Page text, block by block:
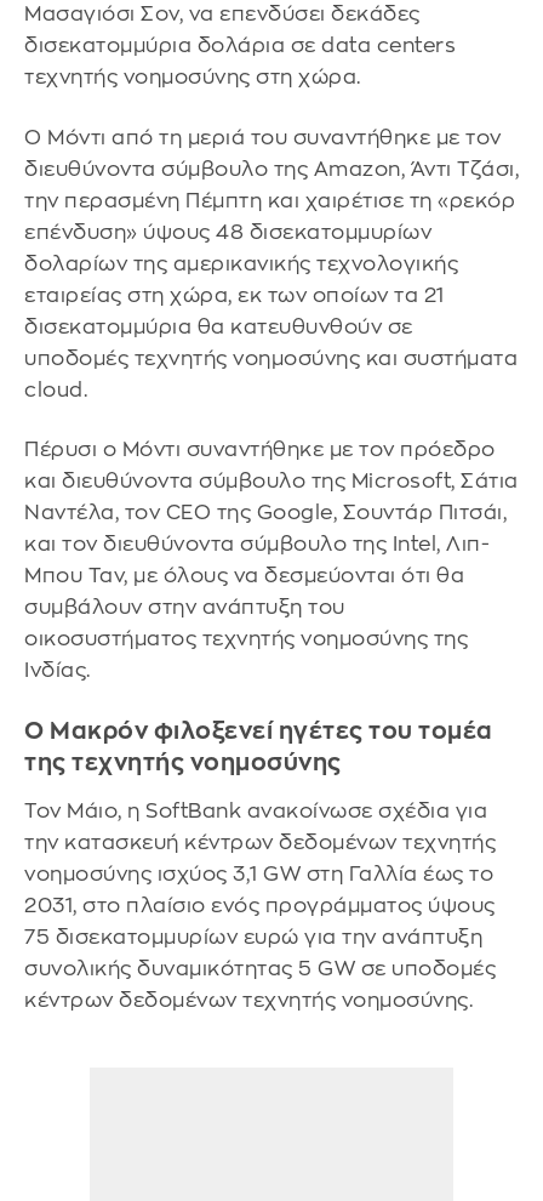
Μασαγιόσι Σον, να επενδύσει δεκάδες
δισεκατομμύρια δολάρια σε data centers
τεχνητής νοημοσύνης στη χώρα.
Ο Μόντι από τη μεριά του συναντήθηκε με τον
διευθύνοντα σύμβουλο της Amazon, Άντι Τζάσι,
την περασμένη Πέμπτη και χαιρέτισε τη «ρεκόρ
επένδυση» ύψους 48 δισεκατομμυρίων
δολαρίων της αμερικανικής τεχνολογικής
εταιρείας στη χώρα, εκ των οποίων τα 21
δισεκατομμύρια θα κατευθυνθούν σε
υποδομές τεχνητής νοημοσύνης και συστήματα
cloud.
Πέρυσι ο Μόντι συναντήθηκε με τον πρόεδρο
και διευθύνοντα σύμβουλο της Microsoft, Σάτια
Ναντέλα, τον CEO της Google, Σουντάρ Πιτσάι,
και τον διευθύνοντα σύμβουλο της Intel, Λιπ-
Μπου Ταν, με όλους να δεσμεύονται ότι θα
συμβάλουν στην ανάπτυξη του
οικοσυστήματος τεχνητής νοημοσύνης της
Ινδίας.
Ο Μακρόν φιλοξενεί ηγέτες του τομέα
της τεχνητής νοημοσύνης
Τον Μάιο, η SoftBank ανακοίνωσε σχέδια για
την κατασκευή κέντρων δεδομένων τεχνητής
νοημοσύνης ισχύος 3,1 GW στη Γαλλία έως το
2031, στο πλαίσιο ενός προγράμματος ύψους
75 δισεκατομμυρίων ευρώ για την ανάπτυξη
συνολικής δυναμικότητας 5 GW σε υποδομές
κέντρων δεδομένων τεχνητής νοημοσύνης.